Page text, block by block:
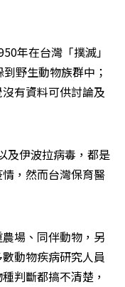
年在台灣「撲滅」
野生動物族群中；
有資料可供討論及
及伊波拉病毒，都是
，然而台灣保育醫
場、同伴動物，另
動物疾病研究人員
判斷都搞不清楚，